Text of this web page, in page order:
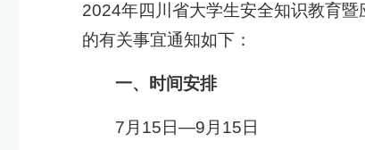
2024年四川省大学生安全知识教育
的有关事宜通知如下：
一、时间安排
7月15日—9月15日